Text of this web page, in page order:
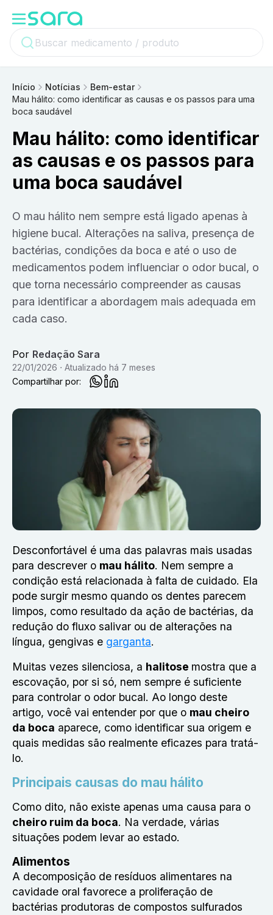
Início Notícias
Bem-estar
Mau hálito: como identificar as causas e os passos para uma
boca saudável
Mau hálito: como identificar
as causas e os passos para
uma boca saudável
O mau hálito nem sempre está ligado apenas à
higiene bucal. Alterações na saliva, presença de
bactérias, condições da boca e até o uso de
medicamentos podem influenciar o odor bucal, o
que torna necessário compreender as causas
para identificar a abordagem mais adequada em
cada caso.
Por Redação Sara
22/01/2026 Atualizado há 7 meses
Compartilhar por:
Desconfortável é uma das palavras mais usadas
para descrever o mau hálito. Nem sempre a
condição está relacionada à falta de cuidado. Ela
pode surgir mesmo quando os dentes parecem
limpos, como resultado da ação de bactérias, da
redução do fluxo salivar ou de alterações na
língua, gengivas e garganta.
Muitas vezes silenciosa, a halitose mostra que a
escovação, por si só, nem sempre é suficiente
para controlar o odor bucal. Ao longo deste
artigo, você vai entender por que o mau cheiro
da boca aparece, como identificar sua origem e
quais medidas são realmente eficazes para tratá-
lo.
Principais causas do mau hálito
Como dito, não existe apenas uma causa para o
cheiro ruim da boca. Na verdade, várias
situações podem levar ao estado.
Alimentos
A decomposição de resíduos alimentares na
cavidade oral favorece a proliferação de
bactérias produtoras de compostos sulfurados